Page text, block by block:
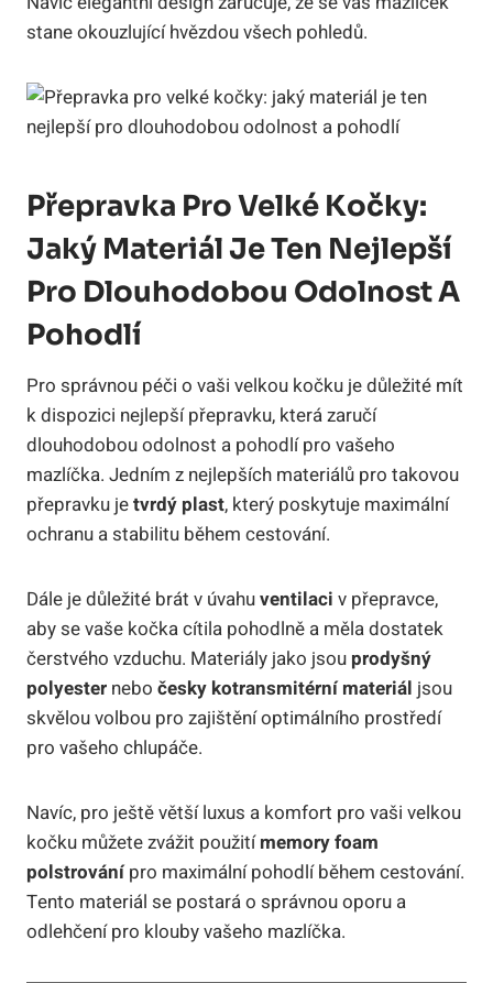
stane okouzlující hvězdou všech pohledů.
Přepravka Pro Velké Kočky:
Jaký Materiál Je Ten Nejlepší
Pro Dlouhodobou Odolnost A
Pohodlí
Pro správnou péči o vaši velkou kočku je důležité mít
k dispozici nejlepší přepravku, která zaručí
dlouhodobou odolnost a pohodlí pro vašeho
mazlíčka. Jedním z nejlepších materiálů pro takovou
přepravku jetvrdý plast, který poskytuje maximální
ochranu a stabilitu během cestování.
Dále je důležité brát v úvahuventilaci v přepravce,
aby se vaše kočka cítila pohodlně a měla dostatek
čerstvého vzduchu. Materiály jako jsou prodyšný
polyester nebo česky kotransmitérní materiál jsou
skvělou volbou pro zajištění optimálního prostředí
pro vašeho chlupáče.
Navíc, pro ještě větší luxus a komfort pro vaši velkou
kočku můžete zvážit použitímemory foam
polstrovánípro maximální pohodlí během cestování.
Tento materiál se postará o správnou oporu a
odlehčení pro klouby vašeho mazlíčka.